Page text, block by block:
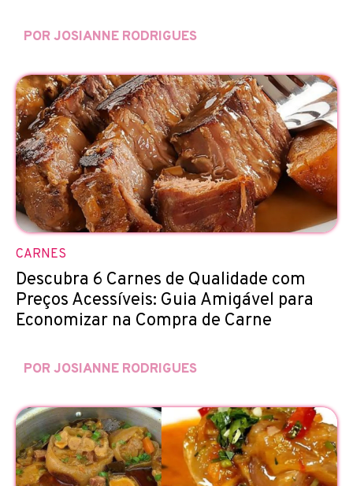
POR JOSIANNE RODRIGUES
CARNES
Descubra 6 Carnes de Qualidade com
Preços Acessíveis: Guia Amigável para
Economizar na Compra de Carne
POR JOSIANNE RODRIGUES